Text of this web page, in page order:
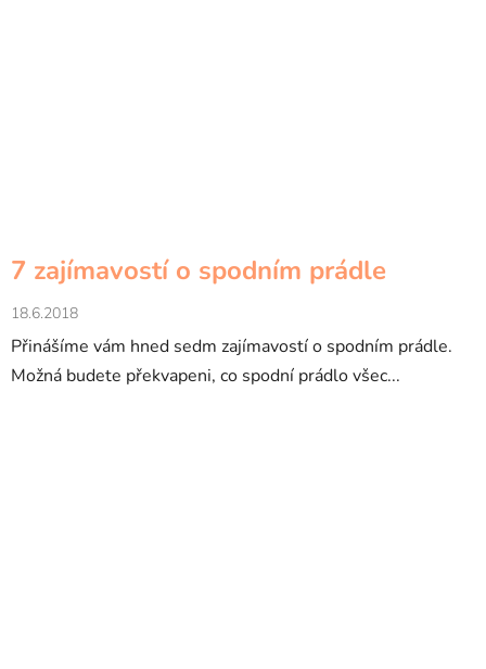
7 zajímavostí o spodním prádle
18.6.2018
Přinášíme vám hned sedm zajímavostí o spodním prádle.
Možná budete překvapeni, co spodní prádlo všec...